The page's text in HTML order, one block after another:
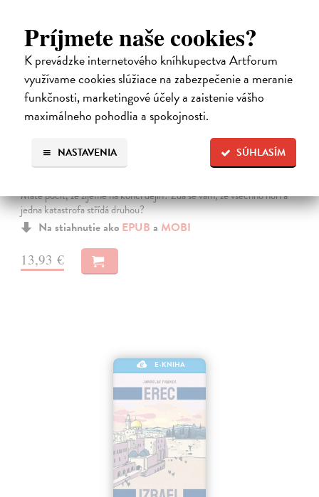
Príjmete naše cookies?
K prevádzke internetového kníhkupectva Artforum
využívame cookies slúžiace na zabezpečenie a meranie
funkčnosti, marketingové účely a zaistenie vášho
maximálneho pohodlia a spokojnosti.
SÚHLASÍM
NASTAVENIA
Stručné dějiny konce světa
Máte pocit, že žijeme na konci dějin? Zdá se vám, že všechno hoří a
jedna katastrofa střídá druhou?
Na stiahnutie ako EPUB a MOBI
13,93 €
E-KNIHA